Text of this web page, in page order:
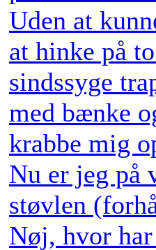
Nøj, hvor